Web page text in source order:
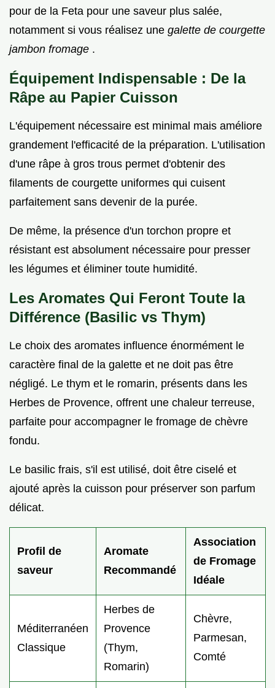
pour de la Feta pour une saveur plus salée,
notamment si vous réalisez une galette de courgette
jambon fromage .
Équipement Indispensable : De la
Râpe au Papier Cuisson
L'équipement nécessaire est minimal mais améliore
grandement l'efficacité de la préparation. L'utilisation
d'une râpe à gros trous permet d'obtenir des
filaments de courgette uniformes qui cuisent
parfaitement sans devenir de la purée.
De même, la présence d'un torchon propre et
résistant est absolument nécessaire pour presser
les légumes et éliminer toute humidité.
Les Aromates Qui Feront Toute la
Différence (Basilic vs Thym)
Le choix des aromates influence énormément le
caractère final de la galette et ne doit pas être
négligé. Le thym et le romarin, présents dans les
Herbes de Provence, offrent une chaleur terreuse,
parfaite pour accompagner le fromage de chèvre
fondu.
Le basilic frais, s'il est utilisé, doit être ciselé et
ajouté après la cuisson pour préserver son parfum
délicat.
Profil de
saveur
Aromate
Recommandé
Association
de Fromage
Idéale
Méditerranéen
Classique
Herbes de
Provence
(Thym,
Romarin)
Chèvre,
Parmesan,
Comté